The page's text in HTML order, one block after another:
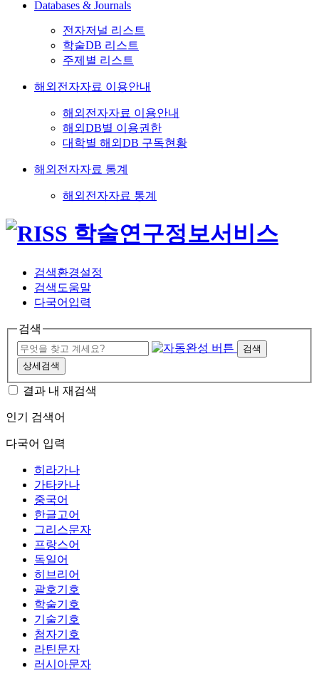
Databases & Journals
전자저널 리스트
학술DB 리스트
주제별 리스트
해외전자자료 이용안내
해외전자자료 이용안내
해외DB별 이용권한
대학별 해외DB 구독현황
해외전자자료 통계
해외전자자료 통계
검색환경설정
검색도움말
다국어입력
검색
검색
상세검색
결과 내 재검색
인기 검색어
다국어 입력
히라가나
가타카나
중국어
한글고어
그리스문자
프랑스어
독일어
히브리어
괄호기호
학술기호
기술기호
첨자기호
라틴문자
러시아문자